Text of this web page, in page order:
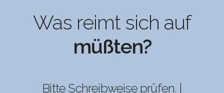
Was reimt sich auf
müßten?
Bitte Schreibweise prüfen. |